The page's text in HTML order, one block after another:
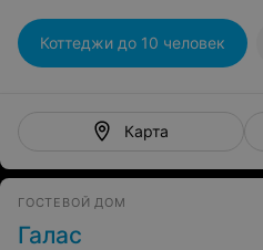
Коттеджи до 10 человек
Карта
ГОСТЕВОЙ ДОМ
Галас